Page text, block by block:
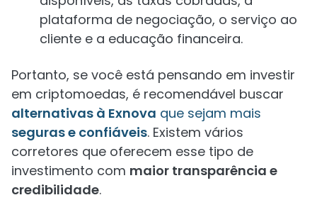
plataforma de negociação, o serviço ao
cliente e a educação financeira.
Portanto, se você está pensando em investir
em criptomoedas, é recomendável buscar
alternativas à Exnova que sejam mais
seguras e confiáveis. Existem vários
corretores que oferecem esse tipo de
investimento com maior transparência e
credibilidade.